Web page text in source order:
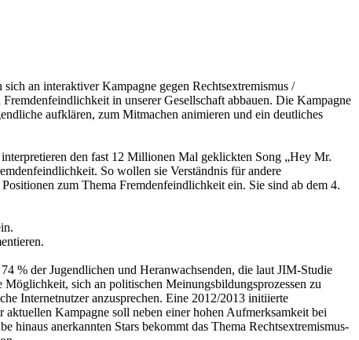
an interaktiver Kampagne gegen Rechtsextremismus /
in unserer Gesellschaft abbauen. Die Kampagne
aufklären, zum Mitmachen animieren und ein deutliches
den fast 12 Millionen Mal geklickten Song „Hey Mr.
So wollen sie Verständnis für andere
zum Thema Fremdenfeindlichkeit ein. Sie sind ab dem 4.
% der Jugendlichen und Heranwachsenden, die laut JIM-Studie
sich an politischen Meinungsbildungsprozessen zu
Internetnutzer anzusprechen. Eine 2012/2013 initiierte
Kampagne soll neben einer hohen Aufmerksamkeit bei
hinaus anerkannten Stars bekommt das Thema Rechtsextremismus-